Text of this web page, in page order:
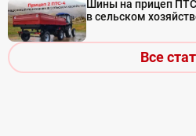
Шины на прицеп
в сельском
Все